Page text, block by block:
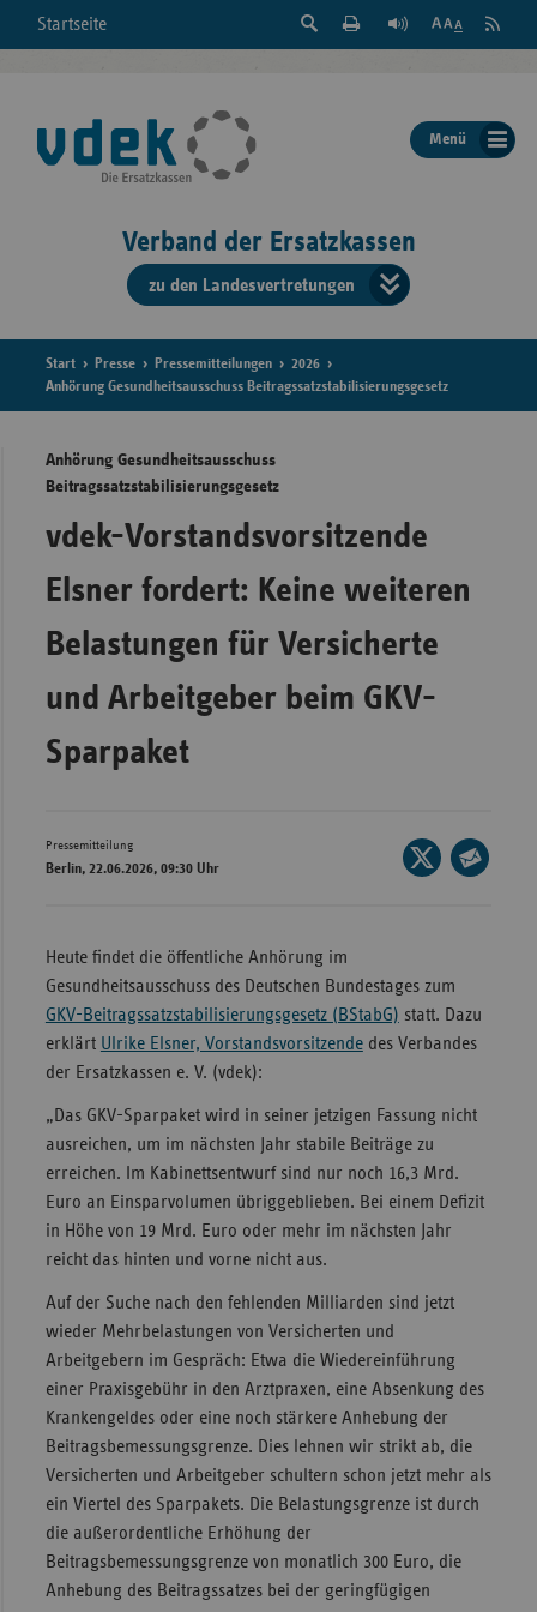
Startseite
Suche
der
Seite
Feed
Menü
Verband der Ersatzkassen
zu den Landesvertretungen
der
Start Presse Pressemitteilungen
2026
Anhörung Gesundheitsausschuss Beitragssatzstabilisierungsgesetz
Anhörung Gesundheitsausschuss
Beitragssatzstabilisierungsgesetz
vdek-Vorstandsvorsitzende
Elsner fordert: Keine weiteren
Belastungen für Versicherte
und Arbeitgeber beim GKV-
Sparpaket
Pressemitteilung
Berlin, 22.06.2026, 09:30 Uhr
Seite
auf
Heute findet die öffentliche Anhörung im
Gesundheitsausschuss des Deutschen Bundestages zum
GKV-Beitragssatzstabilisierungsgesetz (BStabG) statt. Dazu
erklärt Ulrike Elsner, Vorstandsvorsitzendedes Verbandes
der Ersatzkassen e. V. (vdek):
„Das GKV-Sparpaket wird in seiner jetzigen Fassung nicht
ausreichen, um im nächsten Jahr stabile Beiträge zu
erreichen. Im Kabinettsentwurf sind nur noch 16,3 Mrd.
Euro an Einsparvolumen übriggeblieben. Bei einem Defizit
in Höhe von 19 Mrd. Euro oder mehr im nächsten Jahr
reicht das hinten und vorne nicht aus.
Auf der Suche nach den fehlenden Milliarden sind jetzt
wieder Mehrbelastungen von Versicherten und
Arbeitgebern im Gespräch: Etwa die Wiedereinführung
einer Praxisgebühr in den Arztpraxen, eine Absenkung des
Krankengeldes oder eine noch stärkere Anhebung der
Beitragsbemessungsgrenze. Dies lehnen wir strikt ab, die
Versicherten und Arbeitgeber schultern schon jetzt mehr als
ein Viertel des Sparpakets. Die Belastungsgrenze ist durch
die außerordentliche Erhöhung der
Beitragsbemessungsgrenze von monatlich 300 Euro, die
Anhebung des Beitragssatzes bei der geringfügigen